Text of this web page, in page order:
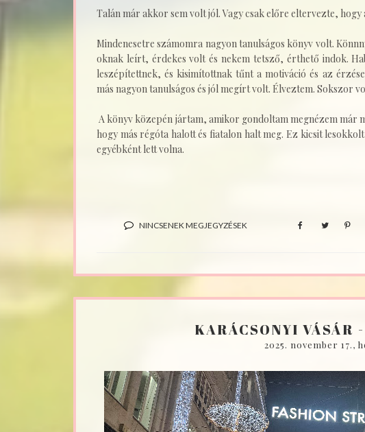
Talán már akkor sem volt jól. Vagy csak előre eltervezte, hogy
Mindenesetre számomra nagyon tanulságos könyv volt.
oknak leírt, érdekes volt és nekem tetsző, érthető indok.
leszépítettnek, és kisimítottnak tűnt a motiváció és az
más nagyon tanulságos és jól megírt volt. Élveztem. Sokszor
A könyv közepén jártam, amikor gondoltam megnézem már
hogy más régóta halott és fiatalon halt meg. Ez kicsit
egyébként lett volna.
NINCSENEK MEGJEGYZÉSEK
KARÁCSONYI VÁSÁR
2025. november 17.,